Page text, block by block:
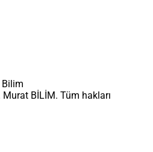
Bilim
BİLİM. Tüm hakları